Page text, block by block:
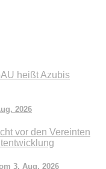
heißt Azubis
2026
vor den Vereinten
3. Aug. 2026